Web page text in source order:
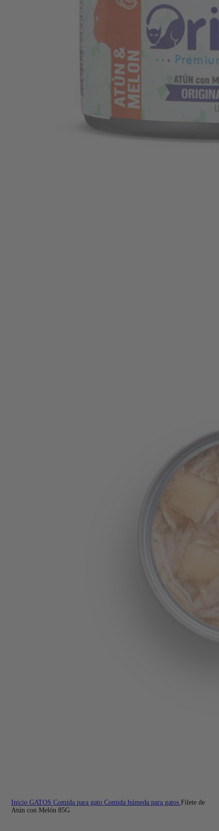
Inicio GATOS Comida para gato Comida húmeda para gatos Filete de
Atún con Melón 85G